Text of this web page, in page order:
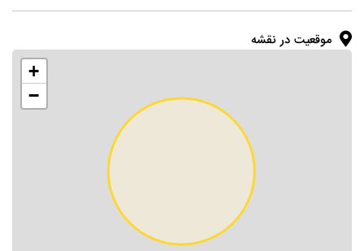
موقعیت در نقشه
+
−